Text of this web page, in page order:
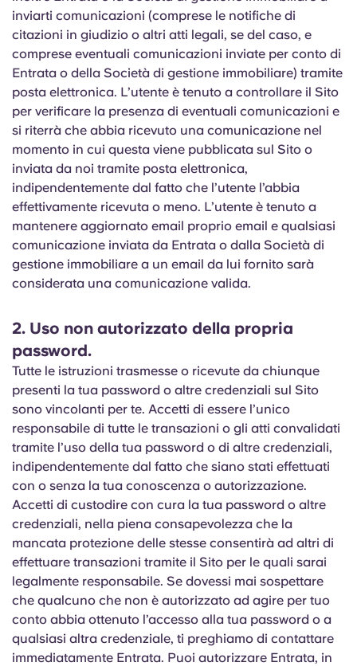
inviarti comunicazioni (comprese le notifiche di
citazioni in giudizio o altri atti legali, se del caso, e
comprese eventuali comunicazioni inviate per conto di
Entrata o della Società di gestione immobiliare) tramite
posta elettronica. L’utente è tenuto a controllare il Sito
per verificare la presenza di eventuali comunicazioni e
si riterrà che abbia ricevuto una comunicazione nel
momento in cui questa viene pubblicata sul Sito o
inviata da noi tramite posta elettronica,
indipendentemente dal fatto che l’utente l’abbia
effettivamente ricevuta o meno. L’utente è tenuto a
mantenere aggiornato email proprio email e qualsiasi
comunicazione inviata da Entrata o dalla Società di
gestione immobiliare a un email da lui fornito sarà
considerata una comunicazione valida.
2. Uso non autorizzato della propria
password.
Tutte le istruzioni trasmesse o ricevute da chiunque
presenti la tua password o altre credenziali sul Sito
sono vincolanti per te. Accetti di essere l’unico
responsabile di tutte le transazioni o gli atti convalidati
tramite l’uso della tua password o di altre credenziali,
indipendentemente dal fatto che siano stati effettuati
con o senza la tua conoscenza o autorizzazione.
Accetti di custodire con cura la tua password o altre
credenziali, nella piena consapevolezza che la
mancata protezione delle stesse consentirà ad altri di
effettuare transazioni tramite il Sito per le quali sarai
legalmente responsabile. Se dovessi mai sospettare
che qualcuno che non è autorizzato ad agire per tuo
conto abbia ottenuto l’accesso alla tua password o a
qualsiasi altra credenziale, ti preghiamo di contattare
immediatamente Entrata. Puoi autorizzare Entrata, in